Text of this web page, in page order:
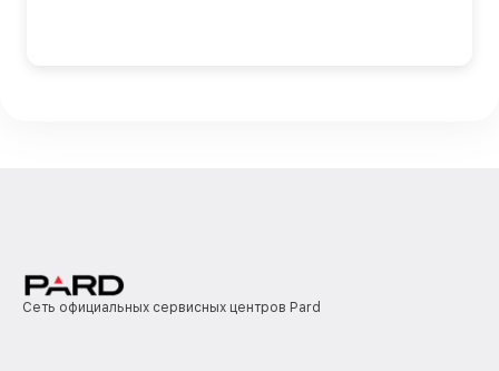
Сеть официальных сервисных центров Pard